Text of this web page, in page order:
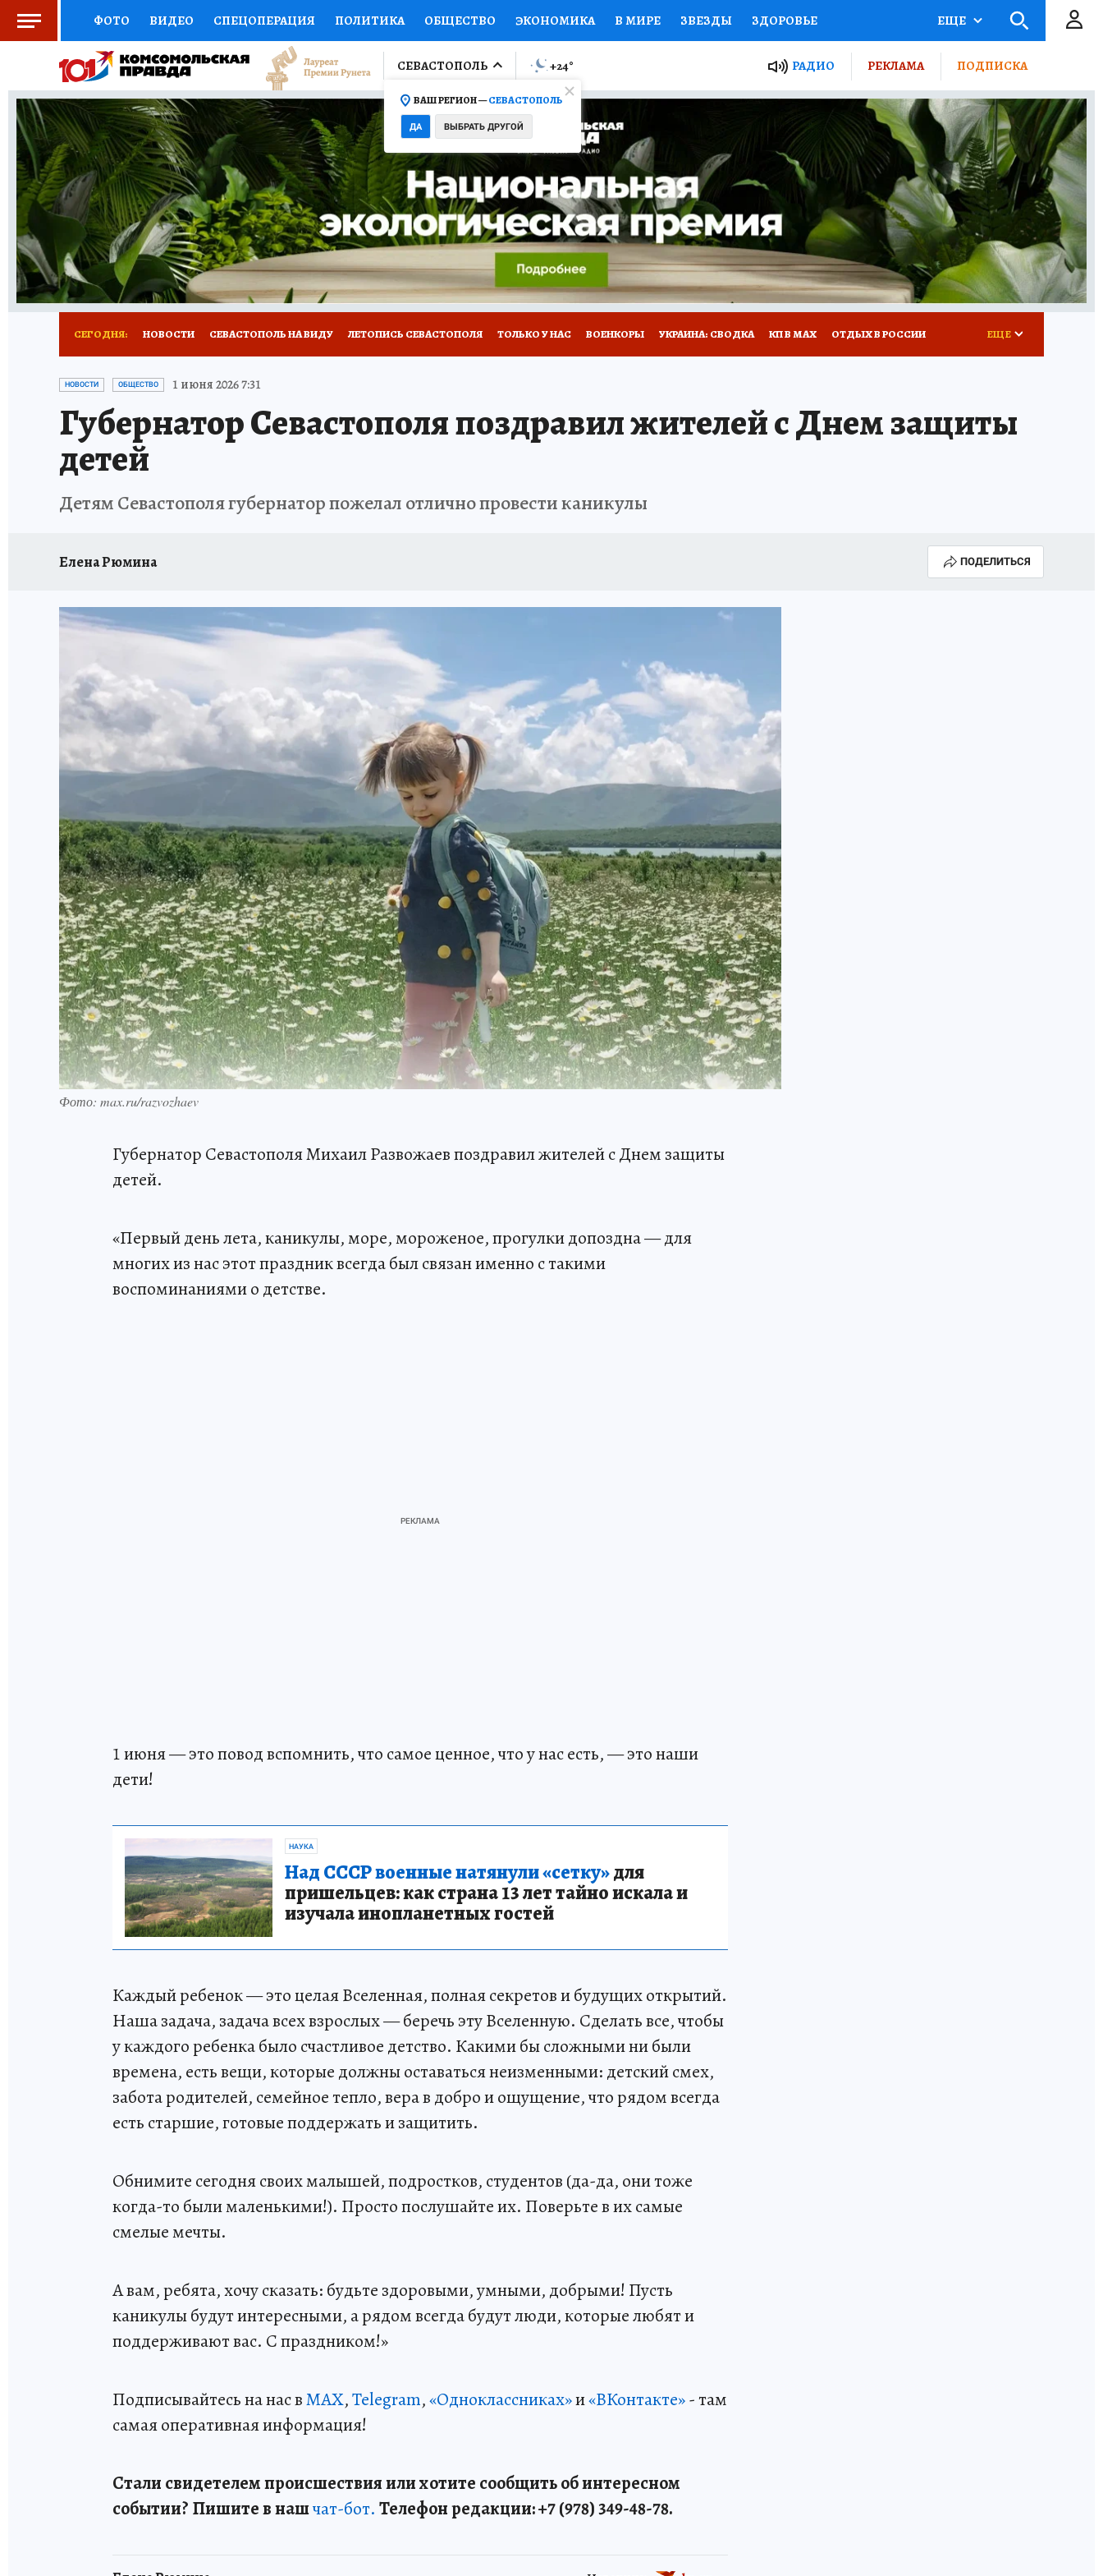
ФОТО ВИДЕО СПЕЦОПЕРАЦИЯ ПОЛИТИКА ОБЩЕСТВО ЭКОНОМИКА В МИРЕ ЗВЕЗДЫ ЗДОРОВЬЕ
СОЦПОДДЕРЖКА НАУКА СПОРТ КОЛУМНИСТЫ ПРОИСШЕСТВИЯ НАЦИОНАЛЬНЫЕ ПРОЕКТЫ РОССИИ
ВЫБОР ЭКСПЕРТОВ ДОКТОР ФИНАНСЫ ОТКРЫВАЕМ МИР Я ЗНАЮ СЕМЬЯ ЖЕНСКИЕ СЕКРЕТЫ ПУТЕВОДИТЕЛЬ
КНИЖНАЯ ПОЛКА ПРОГНОЗЫ НА СПОРТ ПРОМОКОДЫ СЕРИАЛЫ СПЕЦПРОЕКТЫ ДЕФИЦИТ ЖЕЛЕЗА ТУРИЗМ
ПРЕСС-ЦЕНТР НЕДВИЖИМОСТЬ ТЕЛЕВИЗОР КОЛЛЕКЦИИ КОНКУРСЫ РАБОТА У НАС ГИД ПОТРЕБИТЕЛЯ ВСЕ О КП
РАДИО КП РЕКЛАМА ТЕСТЫ НОВОЕ НА САЙТЕ
ЕЩЕ
СЕВАСТОПОЛЬ
ВАШ РЕГИОН —СЕВАСТОПОЛЬ
ДА ВЫБРАТЬ ДРУГОЙ
+24° РАДИО РЕКЛАМА ПОДПИСКА
СЕГОДНЯ: НОВОСТИ СЕВАСТОПОЛЬ НА ВИДУ ЛЕТОПИСЬ СЕВАСТОПОЛЯ ТОЛЬКО У НАС ВОЕНКОРЫ УКРАИНА: СВОДКА КП В МАХ ОТДЫХ В РОССИИ
ЗАПОВЕДНАЯ РОССИЯ
ЕЩЕ
НОВОСТИ ОБЩЕСТВО 1 июня 2026 7:31
Губернатор Севастополя поздравил жителей с Днем защиты
детей
Детям Севастополя губернатор пожелал отлично провести каникулы
Елена Рюмина ПОДЕЛИТЬСЯ
Фото: max.ru/razvozhaev
Губернатор Севастополя Михаил Развожаев поздравил жителей с Днем защиты
детей.
«Первый день лета, каникулы, море, мороженое, прогулки допоздна — для
многих из нас этот праздник всегда был связан именно с такими
воспоминаниями о детстве.
1 июня — это повод вспомнить, что самое ценное, что у нас есть, — это наши
дети!
НАУКА
Над СССР военные натянули «сетку»для
пришельцев: как страна 13 лет тайно искала и
изучала инопланетных гостей
Каждый ребенок — это целая Вселенная, полная секретов и будущих открытий.
Наша задача, задача всех взрослых — беречь эту Вселенную. Сделать все, чтобы
у каждого ребенка было счастливое детство. Какими бы сложными ни были
времена, есть вещи, которые должны оставаться неизменными: детский смех,
забота родителей, семейное тепло, вера в добро и ощущение, что рядом всегда
есть старшие, готовые поддержать и защитить.
Обнимите сегодня своих малышей, подростков, студентов (да-да, они тоже
когда-то были маленькими!). Просто послушайте их. Поверьте в их самые
смелые мечты.
А вам, ребята, хочу сказать: будьте здоровыми, умными, добрыми! Пусть
каникулы будут интересными, а рядом всегда будут люди, которые любят и
поддерживают вас. С праздником!»
Подписывайтесь на нас вMAX,Telegram,«Одноклассниках»и«ВКонтакте»- там
самая оперативная информация!
Стали свидетелем происшествия или хотите сообщить об интересном
событии? Пишите в нашчат-бот. Телефон редакции: +7 (978) 349-48-78.